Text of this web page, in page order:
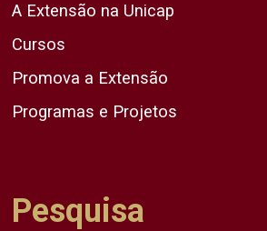
A Extensão na Unicap
Cursos
Promova a Extensão
Programas e Projetos
Pesquisa